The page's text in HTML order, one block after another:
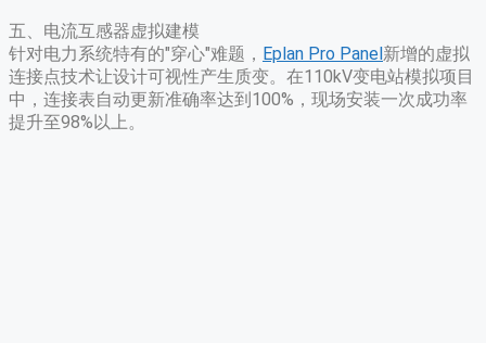
五、电流互感器虚拟建模
针对电力系统特有的"穿心"难题， Eplan Pro Panel新增的虚拟
连接点技术让设计可视性产生质变。在110kV变电站模拟项目
中，连接表自动更新准确率达到100%，现场安装一次成功率
提升至98%以上。